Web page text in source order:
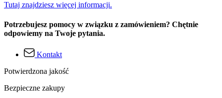
Tutaj znajdziesz więcej informacji.
Potrzebujesz pomocy w związku z zamówieniem? Chętnie
odpowiemy na Twoje pytania.
Kontakt
Potwierdzona jakość
Bezpieczne zakupy